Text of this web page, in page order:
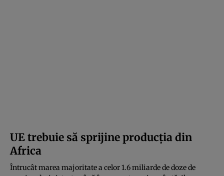
UE trebuie să sprijine producția din
Africa
Întrucât marea majoritate a celor 1.6 miliarde de doze de